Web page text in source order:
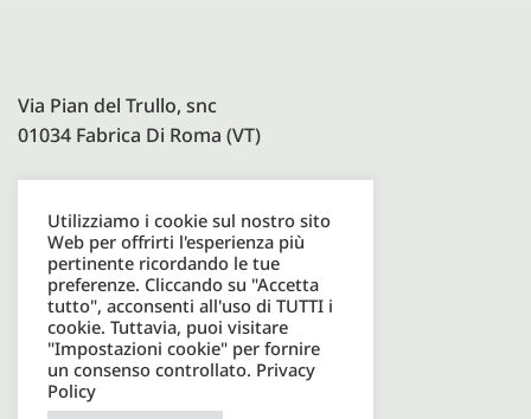
Via Pian del Trullo, snc
01034 Fabrica Di Roma (VT)
Paolelli Garden Srl
P.I. 08600931003
Tel. +39 0761598049
Email. info@paolellioutdoor.it
Utilizziamo i cookie sul nostro sito
Web per offrirti l'esperienza più
pertinente ricordando le tue
preferenze. Cliccando su "Accetta
tutto", acconsenti all'uso di TUTTI i
cookie. Tuttavia, puoi visitare
"Impostazioni cookie" per fornire
un consenso controllato. Privacy
Policy